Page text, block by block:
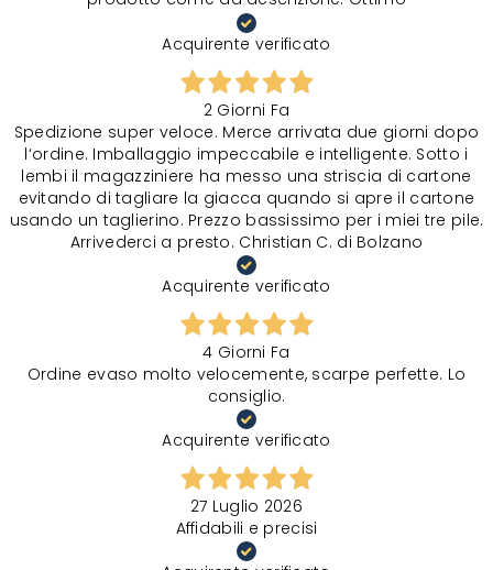
Acquirente verificato
2 Giorni Fa
Spedizione super veloce. Merce arrivata due giorni dopo
l‘ordine. Imballaggio impeccabile e intelligente. Sotto i
lembi il magazziniere ha messo una striscia di cartone
evitando di tagliare la giacca quando si apre il cartone
usando un taglierino. Prezzo bassissimo per i miei tre pile.
Arrivederci a presto. Christian C. di Bolzano
Acquirente verificato
4 Giorni Fa
Ordine evaso molto velocemente, scarpe perfette. Lo
consiglio.
Acquirente verificato
27 Luglio 2026
Affidabili e precisi